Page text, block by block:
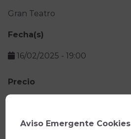
Gran Teatro
Fecha(s)
16/02/2025 - 19:00
Precio
VER DOSSIER
Aviso Emergente Cookies